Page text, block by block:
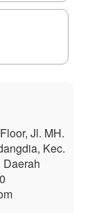
Jl. MH.
Kec.
Daerah